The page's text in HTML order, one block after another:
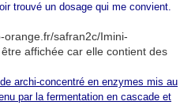
trouvé un dosage qui me convient.
archi-concentré en enzymes mis au
par la fermentation en cascade et